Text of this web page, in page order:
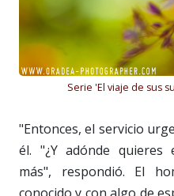
Serie 'El viaje de sus
"Entonces, el servicio
él. "¿Y adónde quieres
más", respondió. El